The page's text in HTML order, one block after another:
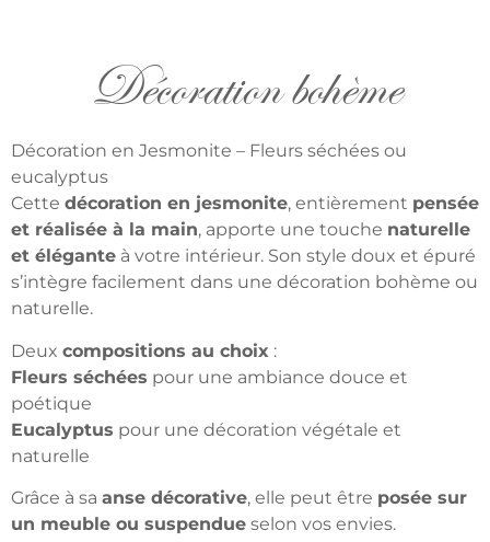
Décoration bohème
Décoration en Jesmonite – Fleurs séchées ou
eucalyptus
Cette décoration en jesmonite, entièrement pensée
et réalisée à la main, apporte une touche naturelle
et élégante à votre intérieur. Son style doux et épuré
s’intègre facilement dans une décoration bohème ou
naturelle.
Deux compositions au choix :
Fleurs séchées pour une ambiance douce et
poétique
Eucalyptus pour une décoration végétale et
naturelle
Grâce à sa anse décorative, elle peut être posée sur
un meuble ou suspendue selon vos envies.